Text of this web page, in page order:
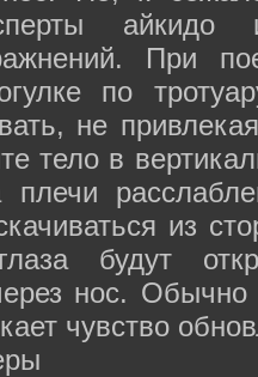
айкидо
При
по
не
тело в
из
будут
нос. Обычно
чувство